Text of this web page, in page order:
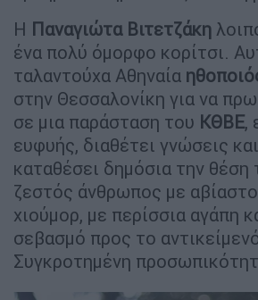
Η Παναγιώτα Βιτετζάκη
ένα πολύ όμορφο κορίτσι.
ταλαντούχα Αθηναία
στην Θεσσαλονίκη για να
σε μια παράσταση του ΚΘΒΕ,
ευφυής, διαθέτει γνώσεις
καταθέσει δημόσια την θέση
ζεστός άνθρωπος με
χιούμορ, με περίσσια αγάπη
σεβασμό προς το
Συγκροτημένη